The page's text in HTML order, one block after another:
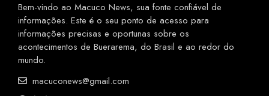
Bem-vindo ao Macuco News, sua fonte confiável de
informações. Este é o seu ponto de acesso para
informações precisas e oportunas sobre os
acontecimentos de Buerarema, do Brasil e ao redor do
mundo.
macuconews@gmail.com